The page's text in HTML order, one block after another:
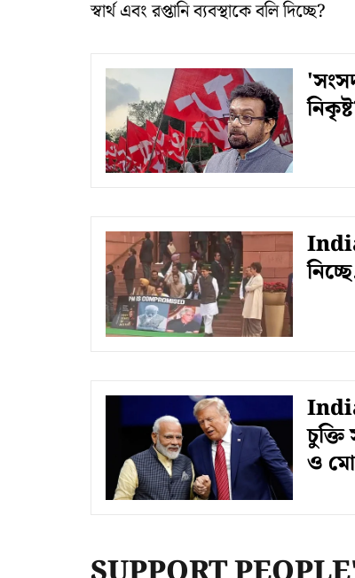
স্বার্থ এবং রপ্তানি ব্যবস্থাকে বলি দিচ্ছে?
চুক্তি
ও